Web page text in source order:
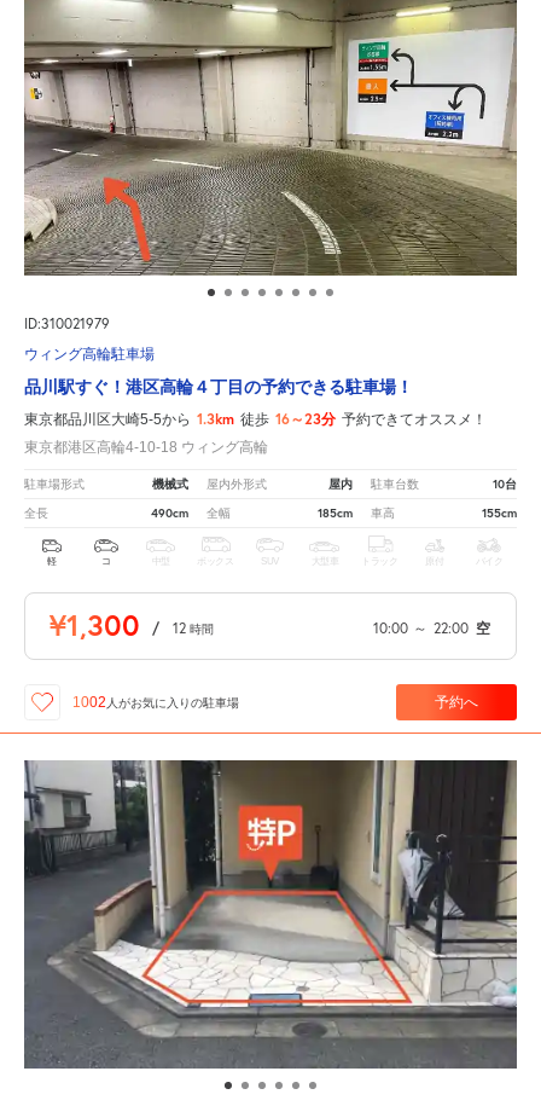
ID:310021979
ウィング高輪駐車場
品川駅すぐ！港区高輪４丁目の予約できる駐車場！
東京都品川区大崎5-5から 1.3km 徒歩 16～23分 予約できてオススメ！
東京都港区高輪4-10-18 ウィング高輪
駐車場形式 機械式 屋内外形式 屋内 駐車台数 10台
全長 490cm 全幅 185cm 車高 155cm
軽 コ 中型 ボックス SUV 大型車 トラック 原付 バイク
¥1,300 / 12 時間 10:00 ～ 22:00 空
1002 人がお気に入りの駐車場 予約へ